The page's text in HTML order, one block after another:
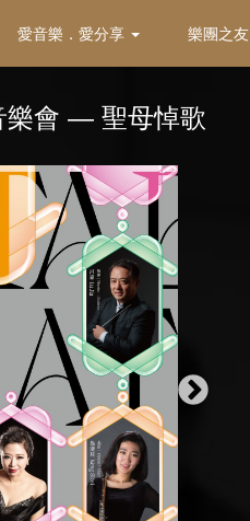
樂會 — 聖母悼歌
愛音樂．愛分享 樂團之友